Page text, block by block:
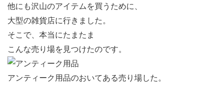
他にも沢山のアイテムを買うために、
大型の雑貨店に行きました。
そこで、本当にたまたま
こんな売り場を見つけたのです。
アンティーク用品のおいてある売り場した。